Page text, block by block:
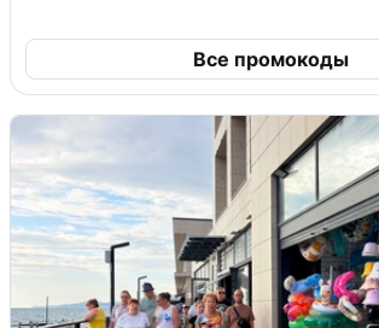
Все промокоды